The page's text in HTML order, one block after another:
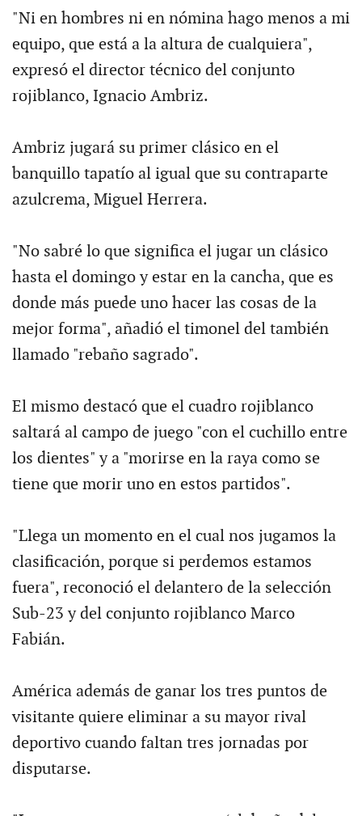
"Ni en hombres ni en nómina hago menos a mi
equipo, que está a la altura de cualquiera",
expresó el director técnico del conjunto
rojiblanco, Ignacio Ambriz.
Ambriz jugará su primer clásico en el
banquillo tapatío al igual que su contraparte
azulcrema, Miguel Herrera.
"No sabré lo que significa el jugar un clásico
hasta el domingo y estar en la cancha, que es
donde más puede uno hacer las cosas de la
mejor forma", añadió el timonel del también
llamado "rebaño sagrado".
El mismo destacó que el cuadro rojiblanco
saltará al campo de juego "con el cuchillo entre
los dientes" y a "morirse en la raya como se
tiene que morir uno en estos partidos".
"Llega un momento en el cual nos jugamos la
clasificación, porque si perdemos estamos
fuera", reconoció el delantero de la selección
Sub-23 y del conjunto rojiblanco Marco
Fabián.
América además de ganar los tres puntos de
visitante quiere eliminar a su mayor rival
deportivo cuando faltan tres jornadas por
disputarse.